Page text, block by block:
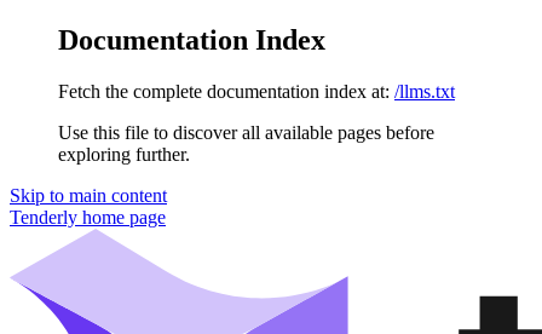
Documentation Index
Fetch the complete documentation index at: /llms.txt
Use this file to discover all available pages before
exploring further.
Skip to main content
Tenderly home page